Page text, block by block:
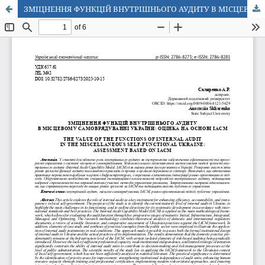
ЗМІЦНЕННЯ ФУНКЦІЙ ВНУТРІШНЬОГО АУДИТУ В МІСЦЕВОМУ САМОВРЯДУВАННІ УКРАЇНИ: ОЦІНКА НА ОСНОВІ IACM